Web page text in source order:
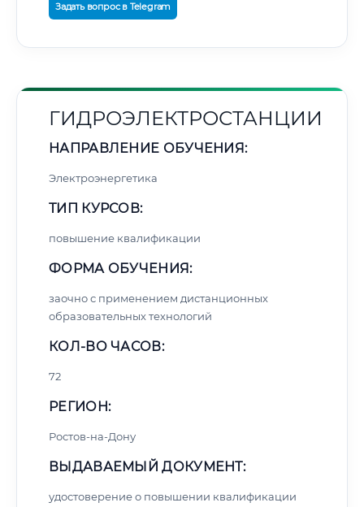
Задать вопрос в Telegram
ГИДРОЭЛЕКТРОСТАНЦИИ
НАПРАВЛЕНИЕ ОБУЧЕНИЯ:
Электроэнергетика
ТИП КУРСОВ:
повышение квалификации
ФОРМА ОБУЧЕНИЯ:
заочно с применением дистанционных
образовательных технологий
КОЛ-ВО ЧАСОВ:
72
РЕГИОН:
Ростов-на-Дону
ВЫДАВАЕМЫЙ ДОКУМЕНТ:
удостоверение о повышении квалификации